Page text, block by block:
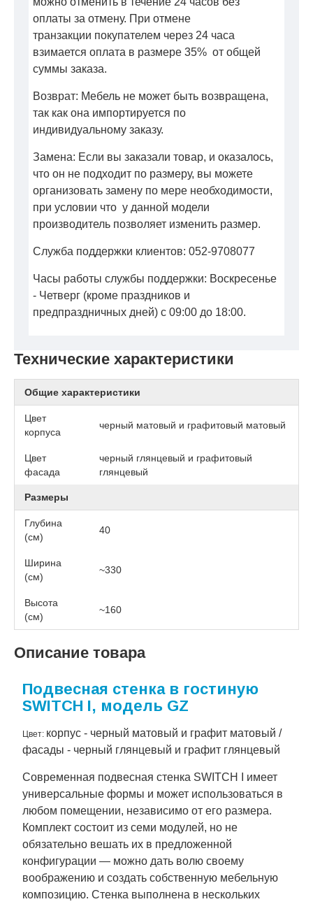
Технические характеристики
Общие характеристики
Цвет
корпуса
черный матовый и графитовый матовый
Цвет
фасада
черный глянцевый и графитовый
глянцевый
Размеры
Глубина
(см)
40
Ширина
(см)
~330
Высота
(см)
~160
Описание товара
Подвесная стенка в гостиную
SWITCH I, модель GZ
Цвет: корпус - черный матовый и графит матовый /
фасады - черный глянцевый и графит глянцевый
Современная подвесная стенка SWITCH I имеет
универсальные формы и может использоваться в
любом помещении, независимо от его размера.
Комплект состоит из семи модулей, но не
обязательно вешать их в предложенной
конфигурации — можно дать волю своему
воображению и создать собственную мебельную
композицию. Стенка выполнена в нескольких
оплаты за отмену. При отмене
транзакции покупателем через 24 часа
взимается оплата в размере 35% от общей
суммы заказа.
Возврат: Мебель не может быть возвращена,
так как она импортируется по
индивидуальному заказу.
Замена: Если вы заказали товар, и оказалось,
что он не подходит по размеру, вы можете
организовать замену по мере необходимости,
при условии что у данной модели
производитель позволяет изменить размер.
Служба поддержки клиентов: 052-9708077
Часы работы службы поддержки: Воскресенье
- Четверг (кроме праздников и
предпраздничных дней) с 09:00 до 18:00.